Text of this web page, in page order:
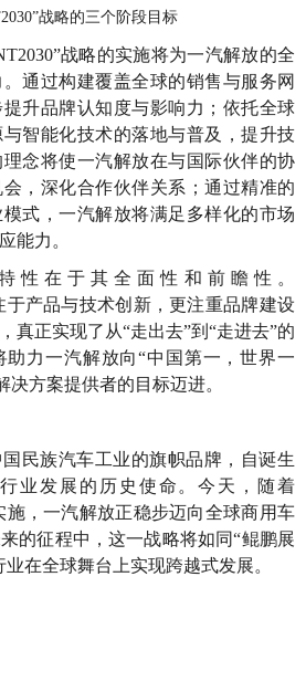
战略的三个阶段目标
战略的实施将为一汽解放的全
通过构建覆盖全球的销售与服务网
升品牌认知度与影响力；依托全球
智能化技术的落地与普及，提升技
念将使一汽解放在与国际伙伴的协
，深化合作伙伴关系；通过精准的
式，一汽解放将满足多样化的市场
能力。
性在于其全面性和前瞻性。
于产品与技术创新，更注重品牌建设
真正实现了从“走出去”到“走进去”的
力一汽解放向“中国第一，世界一
决方案提供者的目标迈进。
民族汽车工业的旗帜品牌，自诞生
业发展的历史使命。今天，随着
施，一汽解放正稳步迈向全球商用车
的征程中，这一战略将如同“鲲鹏展
在全球舞台上实现跨越式发展。